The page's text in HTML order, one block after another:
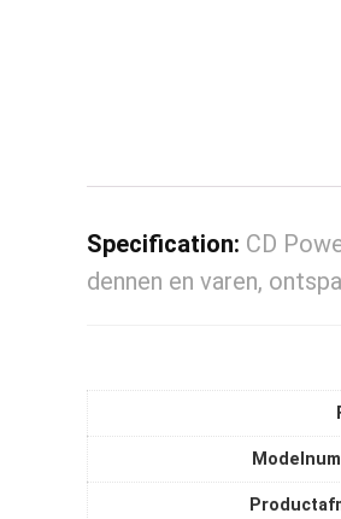
Specification: CD
dennen en varen,